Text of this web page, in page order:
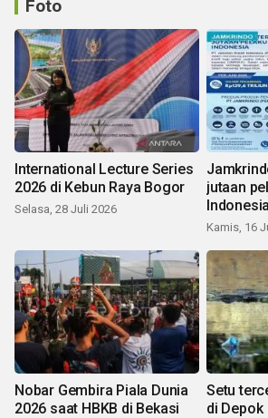
Foto
International Lecture Series
2026 di Kebun Raya Bogor
Selasa, 28 Juli 2026
jutaan
Indonesia
Kamis, 16
Nobar Gembira Piala Dunia
2026 saat HBKB di Bekasi
Setu
di Depok